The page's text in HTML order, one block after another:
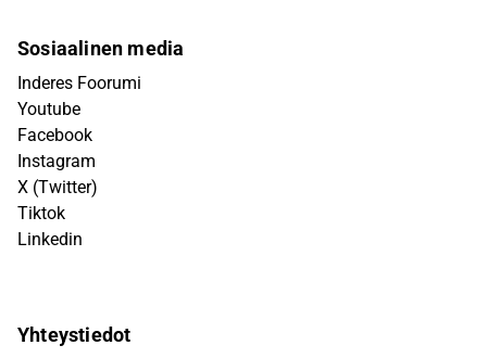
Sosiaalinen media
Inderes Foorumi
Youtube
Facebook
Instagram
X (Twitter)
Tiktok
Linkedin
Yhteystiedot